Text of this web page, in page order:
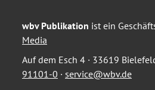
wbv Publikation ist ein
Media
Auf dem Esch 4 · 33619
91101-0 · service@wbv.de